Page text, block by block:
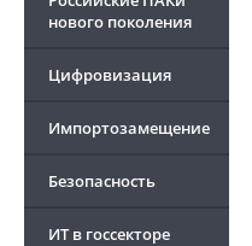
нового поколения
Цифровизация
Импортозамещение
Безопасность
ИТ в госсекторе